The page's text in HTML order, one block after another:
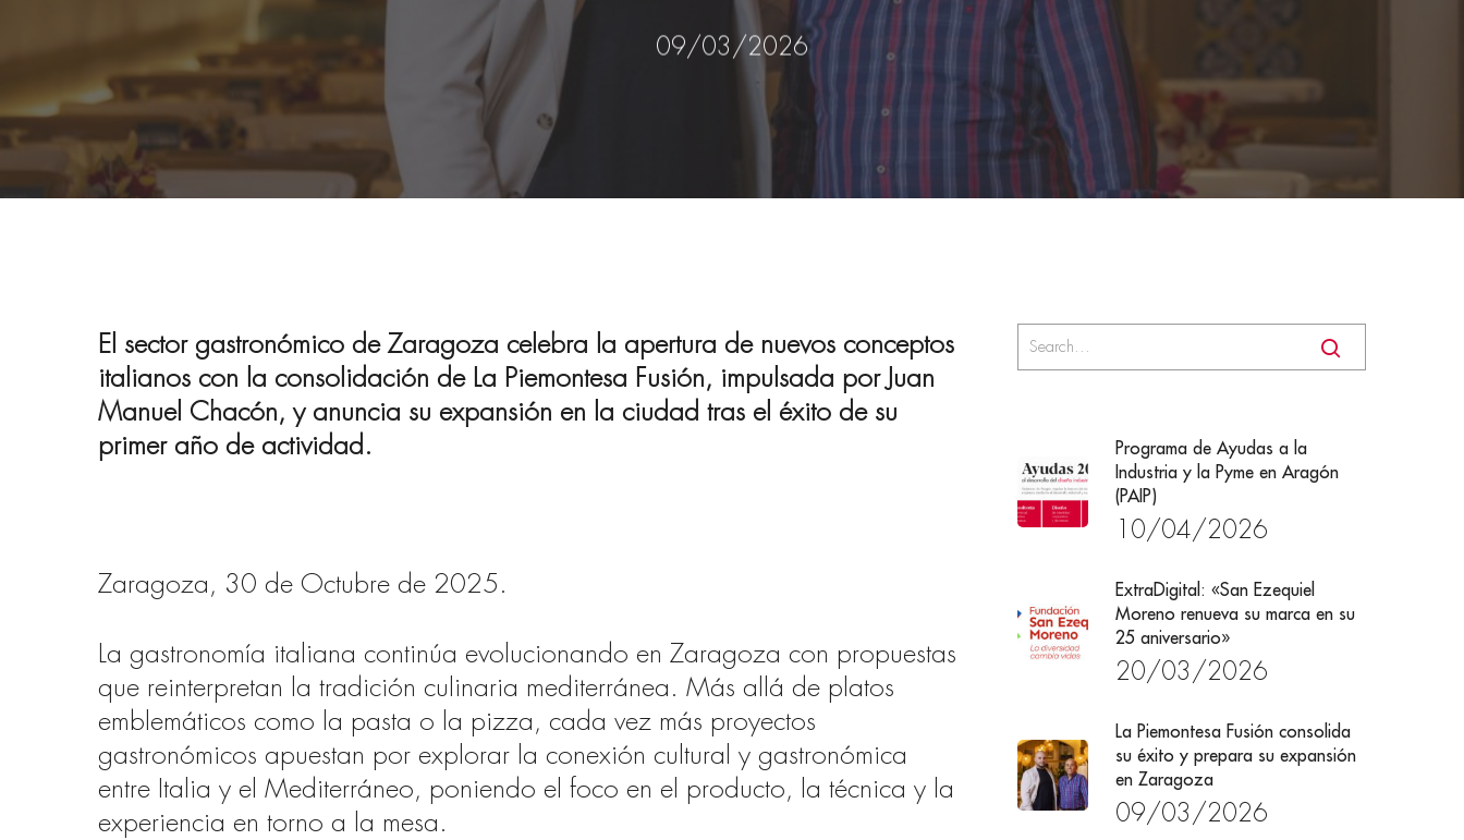
09/03/2026
El sector gastronómico de Zaragoza celebra la apertura de nuevos conceptos
italianos con la consolidación de La Piemontesa Fusión, impulsada por Juan
Manuel Chacón, y anuncia su expansión en la ciudad tras el éxito de su
primer año de actividad.
Zaragoza, 30 de Octubre de 2025.
La gastronomía italiana continúa evolucionando en Zaragoza con propuestas
que reinterpretan la tradición culinaria mediterránea. Más allá de platos
emblemáticos como la pasta o la pizza, cada vez más proyectos
gastronómicos apuestan por explorar la conexión cultural y gastronómica
entre Italia y el Mediterráneo, poniendo el foco en el producto, la técnica y la
experiencia en torno a la mesa.
Programa de Ayudas a la
Industria y la Pyme en Aragón
(PAIP)
10/04/2026
ExtraDigital: «San Ezequiel
Moreno renueva su marca en su
25 aniversario»
20/03/2026
La Piemontesa Fusión consolida
su éxito y prepara su expansión
en Zaragoza
09/03/2026